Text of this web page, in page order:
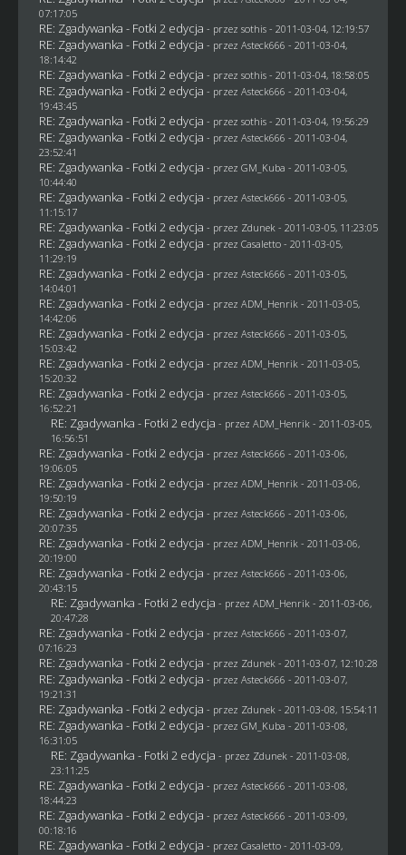
07:17:05
RE: Zgadywanka - Fotki 2 edycja - przez sothis- 2011-03-04, 12:19:57
RE: Zgadywanka - Fotki 2 edycja - przez Asteck666 - 2011-03-04,
18:14:42
RE: Zgadywanka - Fotki 2 edycja - przez sothis- 2011-03-04, 18:58:05
RE: Zgadywanka - Fotki 2 edycja - przez Asteck666 - 2011-03-04,
19:43:45
RE: Zgadywanka - Fotki 2 edycja - przez sothis- 2011-03-04, 19:56:29
RE: Zgadywanka - Fotki 2 edycja - przez Asteck666 - 2011-03-04,
23:52:41
RE: Zgadywanka - Fotki 2 edycja - przez GM_Kuba - 2011-03-05,
10:44:40
RE: Zgadywanka - Fotki 2 edycja - przez Asteck666 - 2011-03-05,
11:15:17
RE: Zgadywanka - Fotki 2 edycja - przez Zdunek - 2011-03-05, 11:23:05
RE: Zgadywanka - Fotki 2 edycja - przez Casaletto- 2011-03-05,
11:29:19
RE: Zgadywanka - Fotki 2 edycja - przez Asteck666 - 2011-03-05,
14:04:01
RE: Zgadywanka - Fotki 2 edycja - przez ADM_Henrik - 2011-03-05,
14:42:06
RE: Zgadywanka - Fotki 2 edycja - przez Asteck666 - 2011-03-05,
15:03:42
RE: Zgadywanka - Fotki 2 edycja - przez ADM_Henrik - 2011-03-05,
15:20:32
RE: Zgadywanka - Fotki 2 edycja - przez Asteck666 - 2011-03-05,
16:52:21
RE: Zgadywanka - Fotki 2 edycja - przez ADM_Henrik - 2011-03-05,
16:56:51
RE: Zgadywanka - Fotki 2 edycja - przez Asteck666 - 2011-03-06,
19:06:05
RE: Zgadywanka - Fotki 2 edycja - przez ADM_Henrik - 2011-03-06,
19:50:19
RE: Zgadywanka - Fotki 2 edycja - przez Asteck666 - 2011-03-06,
20:07:35
RE: Zgadywanka - Fotki 2 edycja - przez ADM_Henrik - 2011-03-06,
20:19:00
RE: Zgadywanka - Fotki 2 edycja - przez Asteck666 - 2011-03-06,
20:43:15
RE: Zgadywanka - Fotki 2 edycja - przez ADM_Henrik - 2011-03-06,
20:47:28
RE: Zgadywanka - Fotki 2 edycja - przez Asteck666 - 2011-03-07,
07:16:23
RE: Zgadywanka - Fotki 2 edycja - przez Zdunek - 2011-03-07, 12:10:28
RE: Zgadywanka - Fotki 2 edycja - przez Asteck666 - 2011-03-07,
19:21:31
RE: Zgadywanka - Fotki 2 edycja - przez Zdunek - 2011-03-08, 15:54:11
RE: Zgadywanka - Fotki 2 edycja - przez GM_Kuba - 2011-03-08,
16:31:05
RE: Zgadywanka - Fotki 2 edycja - przez Zdunek - 2011-03-08,
23:11:25
RE: Zgadywanka - Fotki 2 edycja - przez Asteck666 - 2011-03-08,
18:44:23
RE: Zgadywanka - Fotki 2 edycja - przez Asteck666 - 2011-03-09,
00:18:16
RE: Zgadywanka - Fotki 2 edycja - przez Casaletto- 2011-03-09,